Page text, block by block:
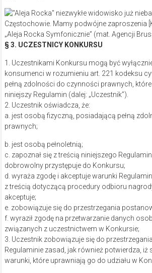
„Aleja Rocka Symfonicznie” (mat. Agencji
§ 3. UCZESTNICY KONKURSU
1. Uczestnikami Konkursu mogą być
konsumenci w rozumieniu art. 221 kodeksu
pełną zdolności do czynności prawnych,
niniejszy Regulamin (dalej: „Uczestnik”).
2. Uczestnik oświadcza, że:
a. jest osobą fizyczną, posiadającą pełną
prawnych;
b. jest osobą pełnoletnią;
c. zapoznał się z treścią niniejszego
dobrowolny przystępuje do Konkursu;
d. wyraża zgodę i akceptuje warunki
z treścią dotyczącą procedury odbioru
akceptuje;
e. zobowiązuje się do przestrzegania
f. wyraził zgodę na przetwarzanie danych
związanych z uczestnictwem w Konkursie;
3. Uczestnik zobowiązuje się do
Regulaminie zasad, jak również potwierdza, iż
warunki, które uprawniają go do udziału w